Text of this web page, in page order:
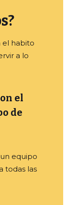
el habito
a lo
el
de
equipo
todas las